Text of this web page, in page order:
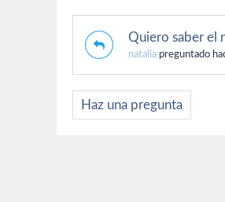
Quiero saber el
natalia preguntado
Haz una pregunta